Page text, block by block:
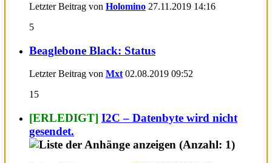
Letzter Beitrag von Holomino 27.11.2019 14:16
5
Beaglebone Black: Status
Letzter Beitrag von Mxt02.08.2019 09:52
15
[ERLEDIGT] I2C – Datenbyte wird nicht
gesendet.